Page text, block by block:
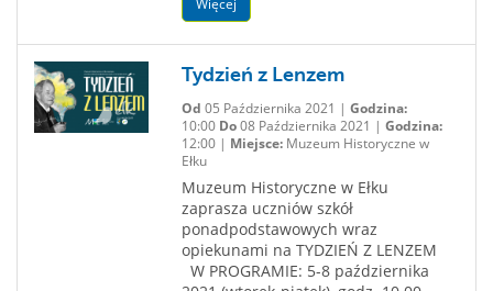
Więcej
Tydzień z Lenzem
Od 05 Października 2021 | Godzina:
10:00 Do08 Października 2021 | Godzina:
12:00 | Miejsce:Muzeum Historyczne w
Ełku
Muzeum Historyczne w Ełku
zaprasza uczniów szkół
ponadpodstawowych wraz
opiekunami na TYDZIEŃ Z LENZEM
W PROGRAMIE: 5-8 października